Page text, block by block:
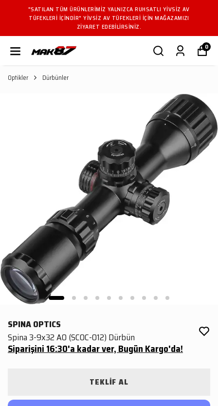
"SATILAN TÜM ÜRÜNLERIMIZ YALNIZCA RUHSATLI YIVSIZ AV
TÜFEKLERI IÇINDIR" YIVSIZ AV TÜFEKLERI IÇIN MAĞAZAMIZI
ZIYARET EDEBILIRSINIZ.
0
Optikler Dürbünler
SPINA OPTICS
Spina 3-9x32 AO (SCOC-012) Dürbün
Siparişini 16:30'a kadar ver, Bugün Kargo'da!
TEKLİF AL